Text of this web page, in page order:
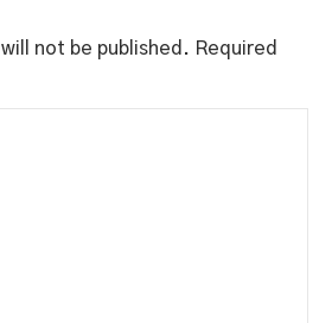
not be published. Required